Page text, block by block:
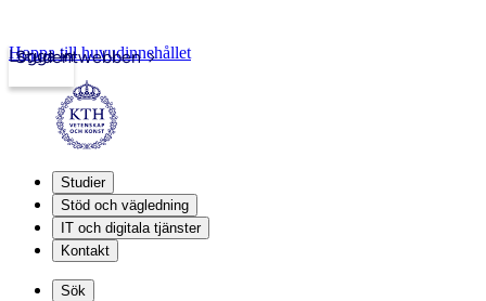
Studentwebben
Logga in
Hoppa till huvudinnehållet
Studier
Stöd och vägledning
IT och digitala tjänster
Kontakt
Sök